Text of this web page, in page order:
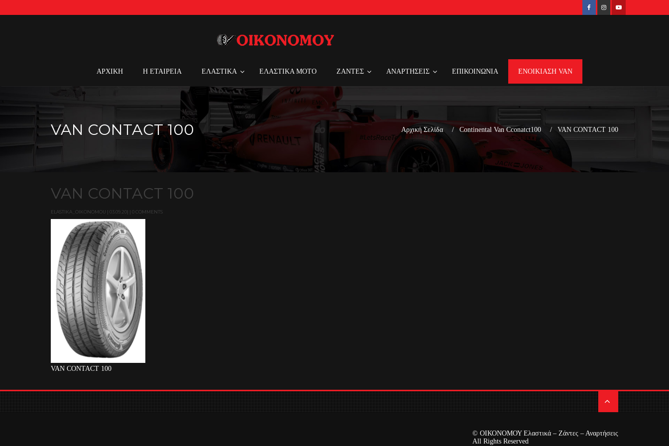
ΑΡΧΙΚΗ Η ΕΤΑΙΡΕΙΑ ΕΛΑΣΤΙΚΑ ΕΛΑΣΤΙΚΑ MOTO ΖΑΝΤΕΣ ΑΝΑΡΤΗΣΕΙΣ ΕΠΙΚΟΙΝΩΝΙΑ ΕΝΟΙΚΙΑΣΗ VAN
VAN CONTACT 100 Αρχική Σελίδα Continental Van Cconatct100 VAN CONTACT 100
VAN CONTACT 100
ELASTIKA_OIKONOMOU | 03.09.20| | 0 COMMENTS
VAN CONTACT 100
© ΟΙΚΟΝΟΜΟΥ Ελαστικά – Ζάντες – Αναρτήσεις
All Rights Reserved